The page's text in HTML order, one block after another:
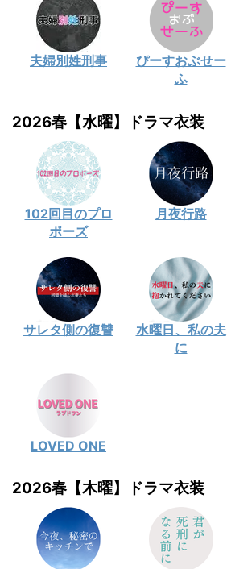
夫婦別姓刑事
ぴーすおぶせー
ふ
2026春【水曜】ドラマ衣装
102回目のプロ
ポーズ
月夜行路
サレタ側の復讐
水曜日、私の夫
に
LOVED ONE
2026春【木曜】ドラマ衣装